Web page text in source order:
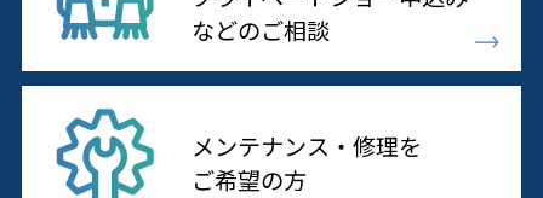
などのご相談
メンテナンス・修理を
ご希望の方